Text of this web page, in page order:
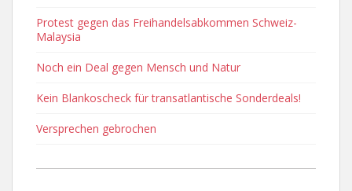
Protest gegen das Freihandelsabkommen Schweiz-
Malaysia
Noch ein Deal gegen Mensch und Natur
Kein Blankoscheck für transatlantische Sonderdeals!
Versprechen gebrochen